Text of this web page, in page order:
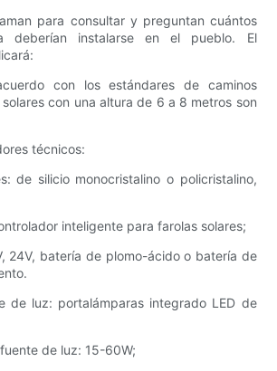
para consultar y preguntan cuántos
deberían instalarse en el pueblo. El
con los estándares de caminos
con una altura de 6 a 8 metros son
técnicos:
de silicio monocristalino o policristalino,
inteligente para farolas solares;
24V, batería de plomo-ácido o batería de
de luz: portalámparas integrado LED de
de luz: 15-60W;